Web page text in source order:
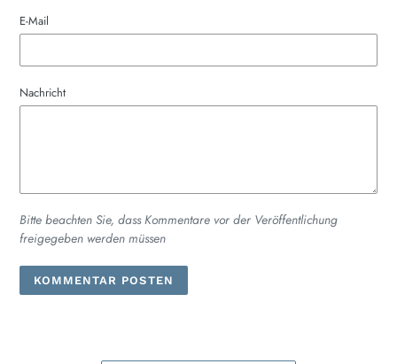
E-Mail
Nachricht
Bitte beachten Sie, dass Kommentare vor der Veröffentlichung
freigegeben werden müssen